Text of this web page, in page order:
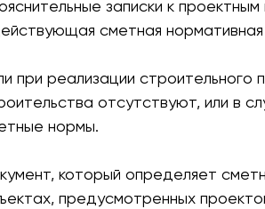
записки к
сметная
при реализации
отсутствуют, или в
нормы.
который определяет
предусмотренных